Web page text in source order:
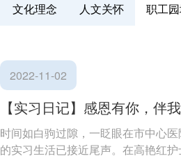
文化理念 人文关怀 职工
2022-11-02
【实习日记】感恩有你，伴
时间如白驹过隙，一眨眼在市中心
的实习生活已接近尾声。在高艳红